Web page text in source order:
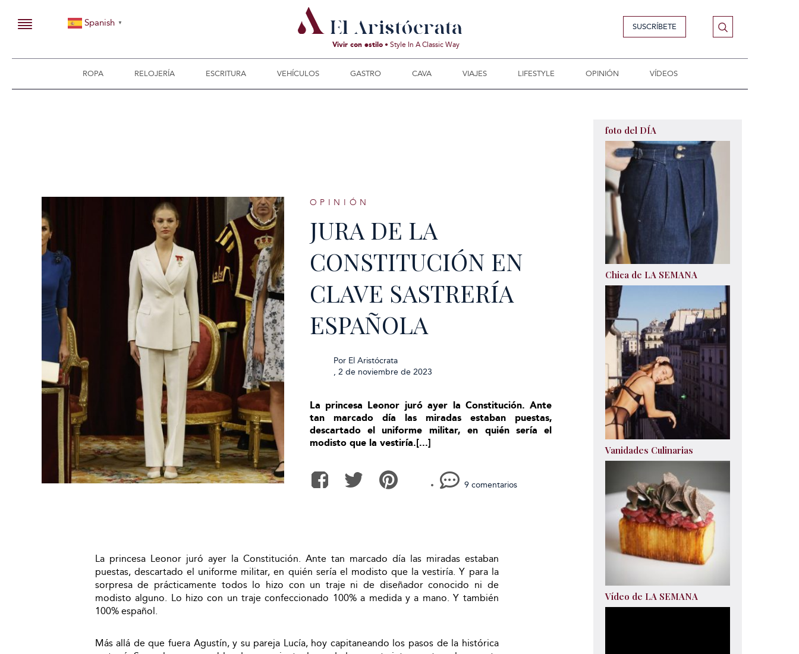
Spanish ▼
Vivir con estilo • Style In A Classic Way
SUSCRÍBETE
ROPA RELOJERÍA ESCRITURA VEHÍCULOS GASTRO CAVA VIAJES LIFESTYLE OPINIÓN VÍDEOS
OPINIÓN
JURA DE LA
CONSTITUCIÓN EN
CLAVE SASTRERÍA
ESPAÑOLA
PorEl Aristócrata
, 2 de noviembre de 2023
La princesa Leonor juró ayer la Constitución. Ante
tan marcado día las miradas estaban puestas,
descartado el uniforme militar, en quién sería el
modisto que la vestiría.[...]
9 comentarios
La princesa Leonor juró ayer la Constitución. Ante tan marcado día las miradas estaban
puestas, descartado el uniforme militar, en quién sería el modisto que la vestiría. Y para la
sorpresa de prácticamente todos lo hizo con un traje ni de diseñador conocido ni de
modisto alguno. Lo hizo con un traje confeccionado 100% a medida y a mano. Y también
100% español.
Más allá de que fuera Agustín, y su pareja Lucía, hoy capitaneando los pasos de la histórica
foto del DÍA
Chica de LA SEMANA
Vanidades Culinarias
Vídeo de LA SEMANA